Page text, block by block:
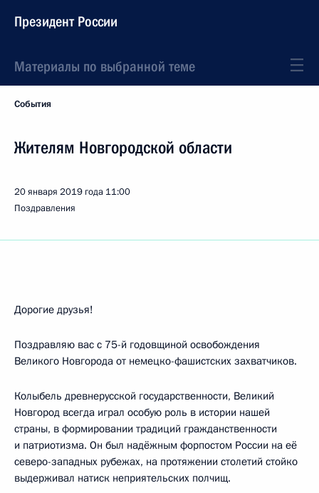
Президент России
Материалы по выбранной теме
События
Жителям Новгородской области
20 января 2019 года 11:00
Поздравления
Дорогие друзья!
Поздравляю вас с 75-й годовщиной освобождения
Великого Новгорода от немецко-фашистских захватчиков.
Колыбель древнерусской государственности, Великий
Новгород всегда играл особую роль в истории нашей
страны, в формировании традиций гражданственности
и патриотизма. Он был надёжным форпостом России на её
северо-западных рубежах, на протяжении столетий стойко
выдерживал натиск неприятельских полчищ.